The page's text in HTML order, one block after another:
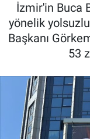
İzmir'in Buca
yönelik
Başkanı
53